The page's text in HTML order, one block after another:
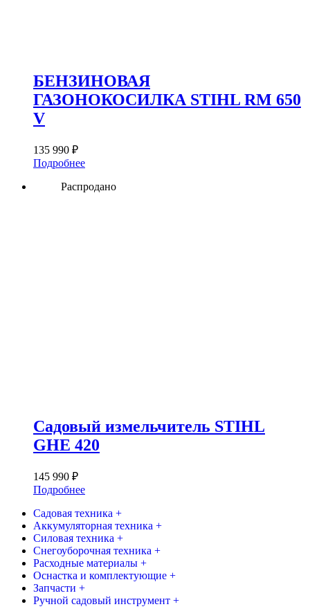
БЕНЗИНОВАЯ
ГАЗОНОКОСИЛКА STIHL RM 650
V
135 990 ₽
Подробнее
Распродано
Садовый измельчитель STIHL
GHE 420
145 990 ₽
Подробнее
Садовая техника +
Аккумуляторная техника +
Силовая техника +
Снегоуборочная техника +
Расходные материалы +
Оснастка и комплектующие +
Запчасти +
Ручной садовый инструмент +